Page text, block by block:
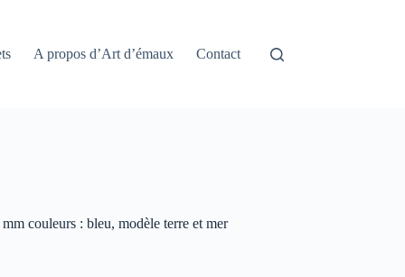
A propos d’Art d’émaux Contact
couleurs : bleu, modèle terre et mer